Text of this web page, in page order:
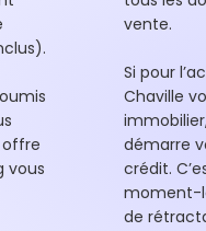
vous
vente.
Si pour
Chaville
démarre
crédit.
moment-
de